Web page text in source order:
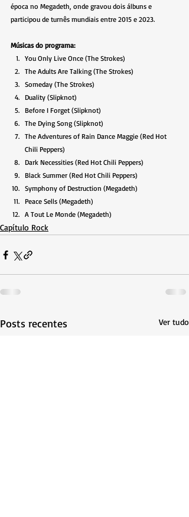
época no Megadeth, onde gravou dois álbuns e
participou de turnês mundiais entre 2015 e 2023.
Músicas do programa:
You Only Live Once (The Strokes)
The Adults Are Talking (The Strokes)
Someday (The Strokes)
Duality (Slipknot)
Before I Forget (Slipknot)
The Dying Song (Slipknot)
The Adventures of Rain Dance Maggie (Red Hot
Chili Peppers)
Dark Necessities (Red Hot Chili Peppers)
Black Summer (Red Hot Chili Peppers)
Symphony of Destruction (Megadeth)
Peace Sells (Megadeth)
A Tout Le Monde (Megadeth)
Capítulo Rock
Posts recentes Ver tudo